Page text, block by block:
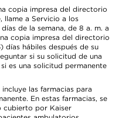
copia impresa del directorio
llame a Servicio a los
de la semana, de 8 a. m. a
copia impresa del directorio
días hábiles después de su
si su solicitud de una
es una solicitud permanente
las farmacias para
En estas farmacias, se
cubierto por Kaiser